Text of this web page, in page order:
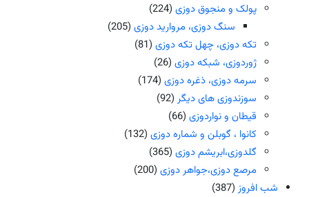
پولک و منجوق دوزی (224)
سنگ دوزی، مروارید دوزی(205)
تکه دوزی، چهل تکه دوزی (81)
ژوردوزی، شبکه دوزی (26)
سرمه دوزی، ذغره دوزی (174)
سوزندوزی های دیگر (92)
قیطان و نواردوزی (66)
کانوا ، گوبلن و شماره دوزی (132)
گلدوزی،ابریشم دوزی (365)
مرصع دوزی،جواهر دوزی (200)
شب افروز (387)